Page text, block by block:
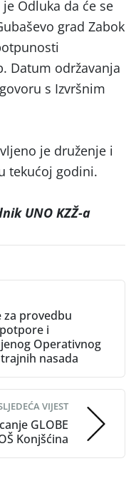
Odluka da će se
grad Zabok
Datum održavanja
s Izvršnim
je druženje i
tekućoj godini.
UNO KZŽ-a
za provedbu
i
Operativnog
nasada
VIJEST
GLOBE
Konjšćina